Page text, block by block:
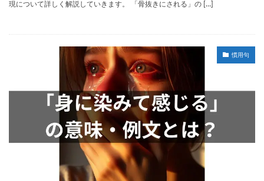
現について詳しく解説していきます。 「骨抜きにされる」の […]
慣用句